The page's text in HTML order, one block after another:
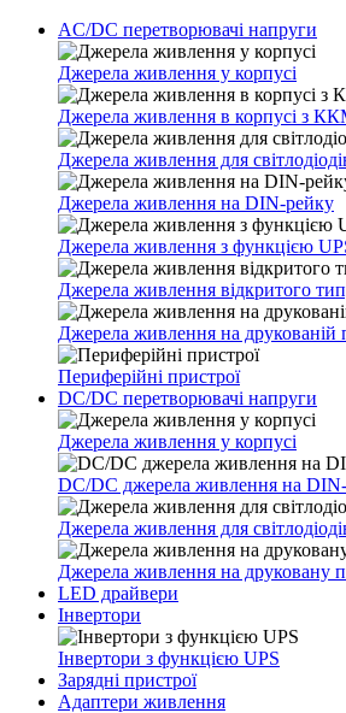
AC/DC перетворювачі напруги
Джерела живлення у корпусі
Джерела живлення в корпусі з
Джерела живлення для
Джерела живлення на DIN-рейку
Джерела живлення з функцією
Джерела живлення відкритого
Джерела живлення на друкованій
Периферійні пристрої
DC/DC перетворювачі напруги
Джерела живлення у корпусі
DC/DC джерела живлення на
Джерела живлення для
Джерела живлення на друковану
LED драйвери
Інвертори
Інвертори з функцією UPS
Зарядні пристрої
Адаптери живлення